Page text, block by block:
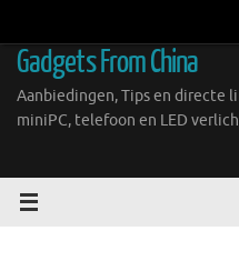
inhoud
Gadgets From China
Aanbiedingen, Tips en directe
miniPC, telefoon en LED